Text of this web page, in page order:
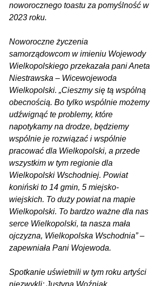
noworocznego toastu za pomyślność w
2023 roku.
Noworoczne życzenia
samorządowcom w imieniu Wojewody
Wielkopolskiego przekazała pani Aneta
Niestrawska – Wicewojewoda
Wielkopolski. „Cieszmy się tą wspólną
obecnością. Bo tylko wspólnie możemy
udźwignąć te problemy, które
napotykamy na drodze, będziemy
wspólnie je rozwiązać i wspólnie
pracować dla Wielkopolski, a przede
wszystkim w tym regionie dla
Wielkopolski Wschodniej. Powiat
koniński to 14 gmin, 5 miejsko-
wiejskich. To duży powiat na mapie
Wielkopolski. To bardzo ważne dla nas
serce Wielkopolski, ta nasza mała
ojczyzna, Wielkopolska Wschodnia” –
zapewniała Pani Wojewoda.
Spotkanie uświetnili w tym roku artyści
niezwykli: Justyna Woźniak,